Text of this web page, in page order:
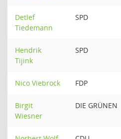
Detlef
Tiedemann
SPD
Hendrik
Tijink
SPD
Nico Viebrock FDP
Birgit
Wiesner
DIE GRÜNEN